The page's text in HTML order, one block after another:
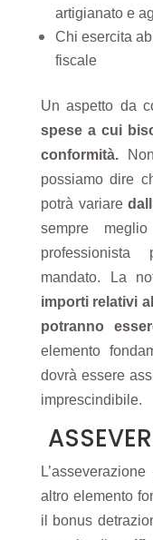
artigianato e
Chi esercita
fiscale
Un aspetto da
spese a cui
conformità.Non
possiamo dire
potrà variare
sempre
mandato. La
importi relativi
potranno
elemento
dovrà essere
imprescindibile.
altro elemento
il bonus